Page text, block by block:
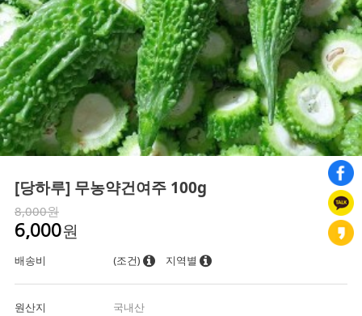
[당하루] 무농약건여주 100g
8,000원
6,000원
배송비 (조건) 지역별
원산지
국내산